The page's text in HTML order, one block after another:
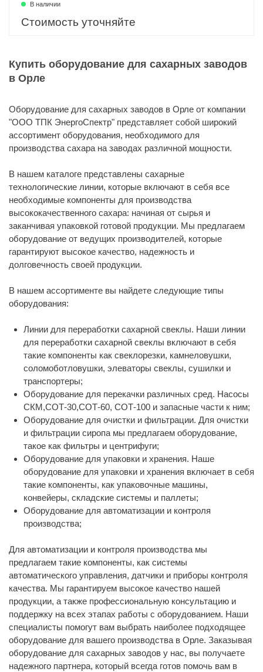
В наличии
Стоимость уточняйте
Купить оборудование для сахарных заводов
в Орле
Оборудование для сахарных заводов в Орле от компании
"ООО ТПК ЭнергоСпектр" представляет собой широкий
ассортимент оборудования, необходимого для
производства сахара на заводах различной мощности.
В нашем каталоге представлены сахарные
технологические линии, которые включают в себя все
необходимые компоненты для производства
высококачественного сахара: начиная от сырья и
заканчивая упаковкой готовой продукции. Мы предлагаем
оборудование от ведущих производителей, которые
гарантируют высокое качество, надежность и
долговечность своей продукции.
В нашем ассортименте вы найдете следующие типы
оборудования:
Линии для переработки сахарной свеклы. Наши линии
для переработки сахарной свеклы включают в себя
такие компоненты как свеклорезки, камнеловушки,
соломоботловушки, элеваторы свеклы, сушилки и
транспортеры;
Оборудование для перекачки различных сред. Насосы
СКМ,СОТ-30,СОТ-60, СОТ-100 и запасные части к ним;
Оборудование для очистки и фильтрации. Для очистки
и фильтрации сиропа мы предлагаем оборудование,
такое как фильтры и центрифуги;
Оборудование для упаковки и хранения. Наше
оборудование для упаковки и хранения включает в себя
такие компоненты, как упаковочные машины,
конвейеры, складские системы и паллеты;
Оборудование для автоматизации и контроля
производства;
Для автоматизации и контроля производства мы
предлагаем такие компоненты, как системы
автоматического управления, датчики и приборы контроля
качества. Мы гарантируем высокое качество нашей
продукции, а также профессиональную консультацию и
поддержку на всех этапах работы с оборудованием. Наши
специалисты помогут вам выбрать наиболее подходящее
оборудование для вашего производства в Орле. Заказывая
оборудование для сахарных заводов у нас, вы получаете
надежного партнера, который всегда готов помочь вам в